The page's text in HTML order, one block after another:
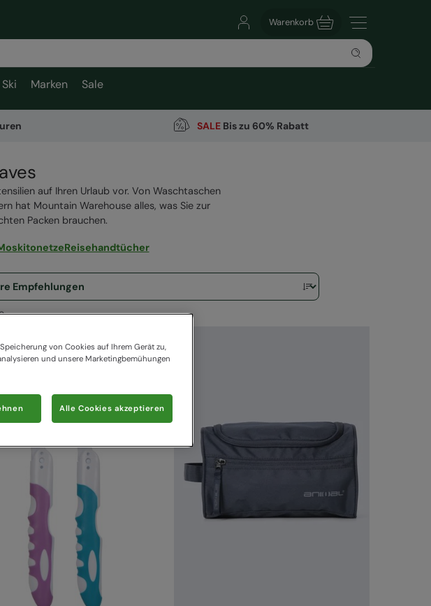
Warenkorb
Ski Marken Sale
SALEBis zu 60% Rabatt
auf Ihren Urlaub vor. Von Waschtaschen
hat Mountain Warehouse alles, was Sie zur
Packen brauchen.
Reisehandtücher
von Cookies auf Ihrem Gerät zu,
und unsere Marketingbemühungen
Alle Cookies akzeptieren